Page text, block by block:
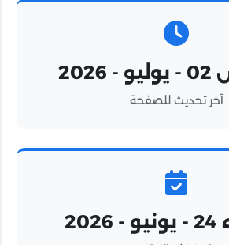
آخر تحديث للصفحة